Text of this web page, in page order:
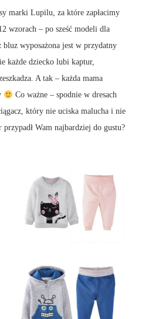
marki Lupilu, za które zapłacimy
wzorach – po sześć modeli dla
bluz wyposażona jest w przydatny
każde dziecko lubi kaptur,
A tak – każda mama
Co ważne – spodnie w dresach
który nie uciska malucha i nie
Wam najbardziej do gustu?